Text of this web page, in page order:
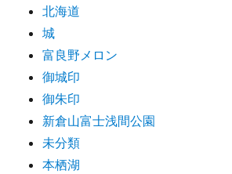
北海道
城
富良野メロン
御城印
御朱印
新倉山富士浅間公園
未分類
本栖湖